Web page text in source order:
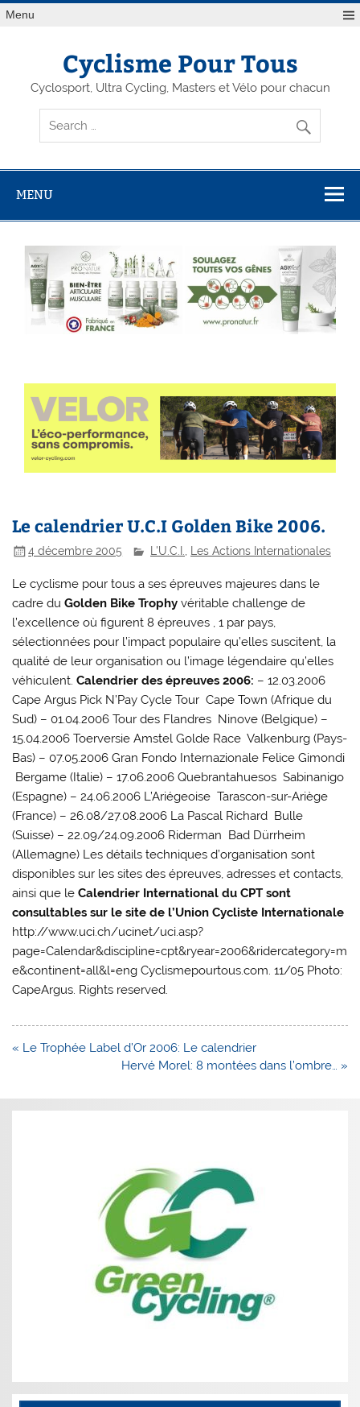
Menu
Cyclisme Pour Tous
Cyclosport, Ultra Cycling, Masters et Vélo pour chacun
MENU
Le calendrier U.C.I Golden Bike 2006.
4 décembre 2005 L'U.C.I. Les Actions Internationales
Le cyclisme pour tous a ses épreuves majeures dans le
cadre duGolden Bike Trophy véritable challenge de
l’excellence où figurent 8 épreuves , 1 par pays,
sélectionnées pour l’impact populaire qu’elles suscitent, la
qualité de leur organisation ou l’image légendaire qu’elles
véhiculent.Calendrier des épreuves 2006: – 12.03.2006
Cape Argus Pick N’Pay Cycle Tour  Cape Town (Afrique du
Sud) – 01.04.2006 Tour des Flandres  Ninove (Belgique) –
15.04.2006 Toerversie Amstel Golde Race  Valkenburg (Pays-
Bas) – 07.05.2006 Gran Fondo Internazionale Felice Gimondi
 Bergame (Italie) – 17.06.2006 Quebrantahuesos  Sabinanigo
(Espagne) – 24.06.2006 L’Ariégeoise  Tarascon-sur-Ariège
(France) – 26.08/27.08.2006 La Pascal Richard  Bulle
(Suisse) – 22.09/24.09.2006 Riderman  Bad Dürrheim
(Allemagne) Les détails techniques d’organisation sont
disponibles sur les sites des épreuves, adresses et contacts,
ainsi que leCalendrier International du CPT sont
consultables sur le site de l’Union Cycliste Internationale
http://www.uci.ch/ucinet/uci.asp?
page=Calendar&discipline=cpt&ryear=2006&ridercategory=m
e&continent=all&l=eng Cyclismepourtous.com. 11/05 Photo:
CapeArgus. Rights reserved.
Navigation
« Le Trophée Label d’Or 2006: Le calendrier
Hervé Morel: 8 montées dans l’ombre… »